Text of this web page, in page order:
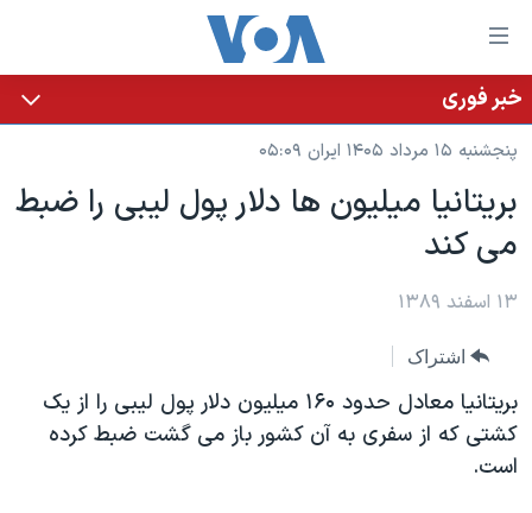
لینکهای
قابل
دسترسی
جهش
محتوای
اصلی
جهش
به
اصلی
جهش
به
جستجو
خانه
نسخه سبک وب‌سایت
موضوع ها
ایران
آمریکا
گزیده‌ها
ویژه برنامه‌ها
برنامه های تلویزیونی
جدول برنامه ها
صفحه‌های ویژه
عملیات خشم حماسی
۲۵۰سالگی آمریکا
پخش رادیویی
خبر فوری
پنجشنبه ۱۵ مرداد ۱۴۰۵ ایران ۰۵:۰۹
بریتانیا میلیون ها دلار پول لیبی را ضبط
می کند
۱۳ اسفند ۱۳۸۹
اشتراک
بریتانیا معادل حدود ۱۶۰ میلیون دلار پول لیبی را از یک
کشتی که از سفری به آن کشور باز می گشت ضبط کرده
است.